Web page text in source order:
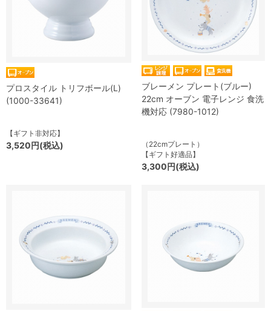
プロスタイル トリフボール(L)
(1000-33641)
【ギフト非対応】
3,520円(税込)
ブレーメン プレート(ブルー)
22cm オーブン 電子レンジ 食洗
機対応 (7980-1012)
（22cmプレート）
【ギフト好適品】
3,300円(税込)